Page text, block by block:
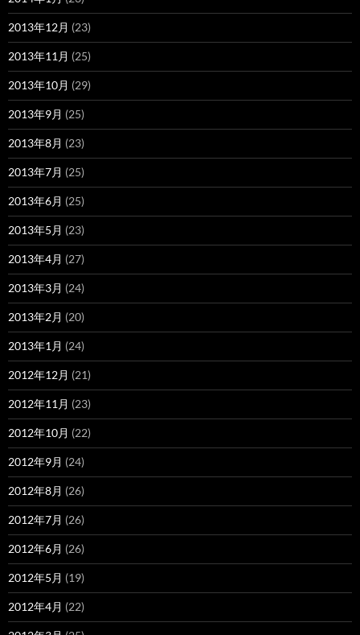
2013年12月 (23)
2013年11月 (25)
2013年10月 (29)
2013年9月 (25)
2013年8月 (23)
2013年7月 (25)
2013年6月 (25)
2013年5月 (23)
2013年4月 (27)
2013年3月 (24)
2013年2月 (20)
2013年1月 (24)
2012年12月 (21)
2012年11月 (23)
2012年10月 (22)
2012年9月 (24)
2012年8月 (26)
2012年7月 (26)
2012年6月 (26)
2012年5月 (19)
2012年4月 (22)